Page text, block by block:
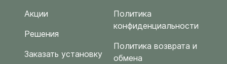
Акции
Решения
Заказать установку
Политика
конфиденциальности
Политика возврата и
обмена